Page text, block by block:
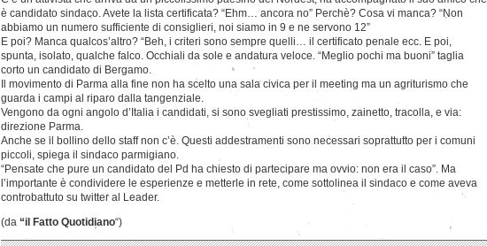
è candidato sindaco. Avete la lista certificata? “Ehm… ancora no” Perchè? Cosa vi manca? “Non
abbiamo un numero sufficiente di consiglieri, noi siamo in 9 e ne servono 12”
E poi? Manca qualcos’altro? “Beh, i criteri sono sempre quelli… il certificato penale ecc. E poi,
spunta, isolato, qualche falco. Occhiali da sole e andatura veloce. “Meglio pochi ma buoni” taglia
corto un candidato di Bergamo.
Il movimento di Parma alla fine non ha scelto una sala civica per il meeting ma un agriturismo che
guarda i campi al riparo dalla tangenziale.
Vengono da ogni angolo d’Italia i candidati, si sono svegliati prestissimo, zainetto, tracolla, e via:
direzione Parma.
Anche se il bollino dello staff non c’è. Questi addestramenti sono necessari soprattutto per i comuni
piccoli, spiega il sindaco parmigiano.
“Pensate che pure un candidato del Pd ha chiesto di partecipare ma ovvio: non era il caso”. Ma
l’importante è condividere le esperienze e metterle in rete, come sottolinea il sindaco e come aveva
controbattuto su twitter al Leader.
(da “il Fatto Quotidiano“)